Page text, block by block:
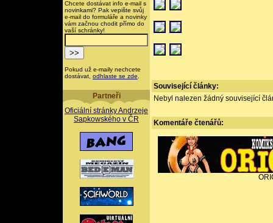
Chcete dostávat info e-mail s
novinkami? Pak vepište svůj
e-mail do formuláře a novinky
vám začnou chodit přímo do
vaší schránky!
Pokud už e-maily nechcete
dostávat, odhlaste se zde
Partneři
Oficiální stránky Andrzeje
Sapkowského v ČR
Související články:
Nebyl nalezen žádný související
Komentáře čtenářů: